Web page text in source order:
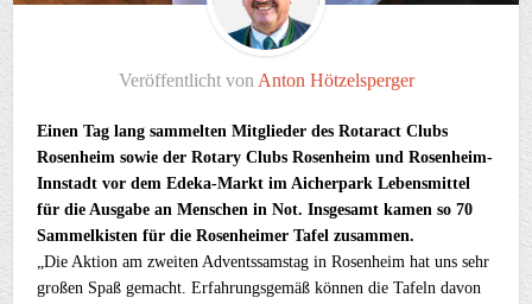
Veröffentlicht von Anton Hötzelsperger
Einen Tag lang sammelten Mitglieder des Rotaract Clubs
Rosenheim sowie der Rotary Clubs Rosenheim und Rosenheim-
Innstadt vor dem Edeka-Markt im Aicherpark Lebensmittel
für die Ausgabe an Menschen in Not. Insgesamt kamen so 70
Sammelkisten für die Rosenheimer Tafel zusammen.
„Die Aktion am zweiten Adventssamstag in Rosenheim hat uns sehr
großen Spaß gemacht. Erfahrungsgemäß können die Tafeln davon